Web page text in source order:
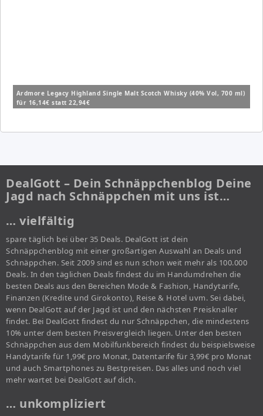
Ardmore Legacy Highland Single Malt Scotch Whisky (40% Vol, 700 ml)
für 16,14€ statt 22,94€
DealGott – Dein Schnäppchenblog Deine
Jagd nach Schnäppchen mit uns ist…
… vielfältig
spare täglich bei über 35 Deals. DealGott ist dein
Schnäppchenblog mit einer großartigen Auswahl an Deals und
Schnäppchen. Seit 2009 sind es nun schon weit mehr als 100.000
Deals. In den täglichen Deals findest du im Handumdrehen die
besten Deals aus den Bereichen Mode & Fashion, Handytarife,
Finanzen (Kredite und Girokonto), Reise & Hotel uvm. Sei dabei,
wenn DealGott auf der Jagd ist und den nächsten Preisknaller
findet. Bei DealGott findest du nur Schnäppchen, die mindestens
10% unter dem besten Preisvergleich liegen. Unter den besten
Schnäppchen aus dem Mobilfunkbereich findest du beispielsweise
Handytarife für 1,99€ pro Monat, Datentarife für 3,99€ pro Monat
und auch Smartphones zu Bestpreisen. Das alles und noch viel
mehr wartet bei DealGott auf dich.
… unkompliziert